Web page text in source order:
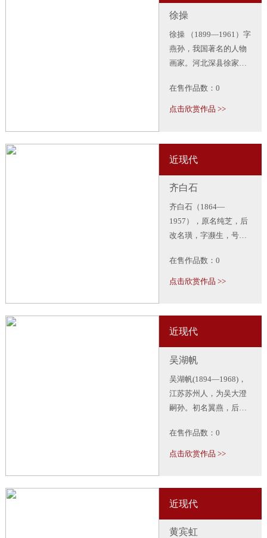
大家”；“新浙派”代表人
之一。
徐操
徐操 （1899—1961）字
燕孙，我国著名的人物
画家。河北深县徐家湾
熟，弟子众多，主要擅
长画人物故事、古装仕
自然，笔笔有力，又能
在统一中求变化。
在售作品数：0
点击欣赏作品 >>
近现代
齐白石
齐白石（1864—
1957），原名纯芝，后
改名璜，字濒生，号白
师，擅画花鸟、虫鱼、
山水、人物，所作鱼虾
趣。代表作有《蛙声十
里出山泉》《墨虾》
等。著有《白石诗草》
《白石老人自述》等。
在售作品数：0
点击欣赏作品 >>
近现代
吴湖帆
吴湖帆(1894—1968)，
江苏苏州人，为吴大澄
嗣孙。初名翼燕，后更
名湖帆。工山水，亦擅
松、竹、芙蕖。他的青
飘逸洒脱，谓含刚健于
婀娜之中。
在售作品数：0
点击欣赏作品 >>
近现代
黄宾虹